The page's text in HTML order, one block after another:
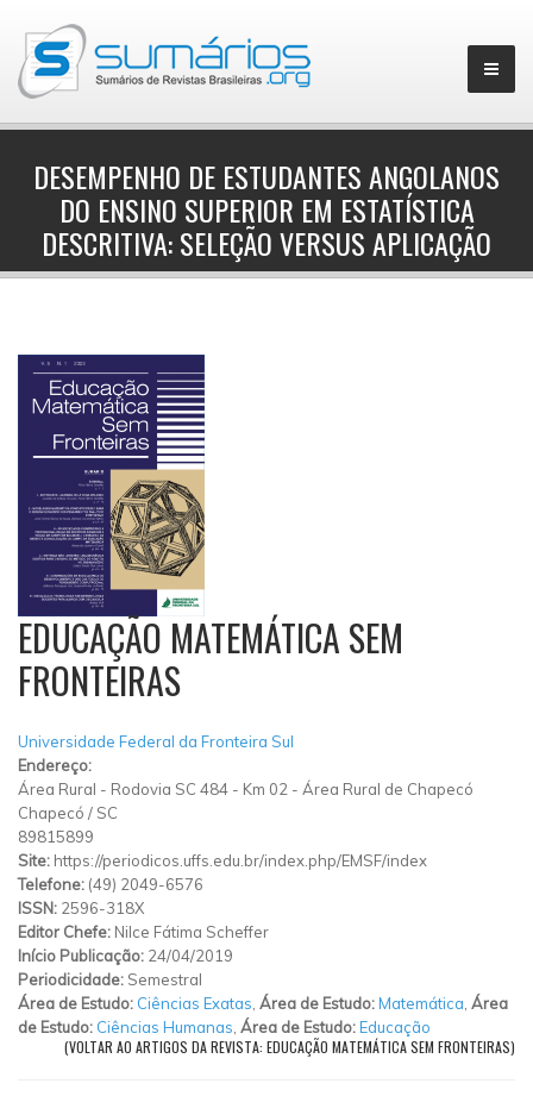
DESEMPENHO DE ESTUDANTES ANGOLANOS
DO ENSINO SUPERIOR EM ESTATÍSTICA
DESCRITIVA: SELEÇÃO VERSUS APLICAÇÃO
EDUCAÇÃO MATEMÁTICA SEM
FRONTEIRAS
Universidade Federal da Fronteira Sul
Endereço:
Área Rural - Rodovia SC 484 - Km 02 - Área Rural de Chapecó
Chapecó / SC
89815899
Site: https://periodicos.uffs.edu.br/index.php/EMSF/index
Telefone: (49) 2049-6576
ISSN: 2596-318X
Editor Chefe: Nilce Fátima Scheffer
Início Publicação: 24/04/2019
Periodicidade: Semestral
Área de Estudo: Ciências Exatas Área de Estudo:Matemática Área
de Estudo: Ciências Humanas Área de Estudo:Educação
(VOLTAR AO ARTIGOS DA REVISTA: EDUCAÇÃO MATEMÁTICA SEM FRONTEIRAS)